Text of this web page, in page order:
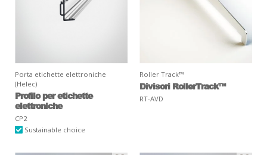
Porta etichette elettroniche
(Helec)
Profilo per etichette
elettroniche
CP2
Sustainable choice
Roller Track™
Divisori RollerTrack™
RT-AVD